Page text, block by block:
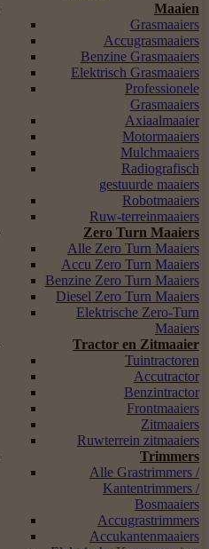
Maaien
Grasmaaiers
Accugrasmaaiers
Benzine Grasmaaiers
Elektrisch Grasmaaiers
Professionele
Grasmaaiers
Axiaalmaaier
Motormaaiers
Mulchmaaiers
Radiografisch
gestuurde maaiers
Robotmaaiers
Ruw-terreinmaaiers
Zero Turn Maaiers
Alle Zero Turn Maaiers
Accu Zero Turn Maaiers
Benzine Zero Turn Maaiers
Diesel Zero Turn Maaiers
Elektrische Zero-Turn
Maaiers
Tractor en Zitmaaier
Tuintractoren
Accutractor
Benzintractor
Frontmaaiers
Zitmaaiers
Ruwterrein zitmaaiers
Trimmers
Alle Grastrimmers /
Kantentrimmers /
Bosmaaiers
Accugrastrimmers
Accukantenmaaiers